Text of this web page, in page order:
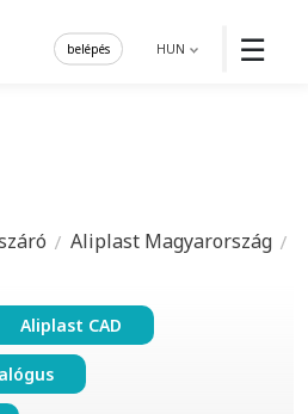
☰
HUN
belépés
Aliplast Magyarország
Aliplast CAD